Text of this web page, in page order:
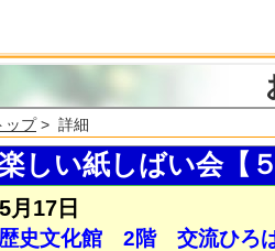
ップ> 詳細
しい紙しばい会【
月17日
歴史文化館 2階 交流ひろ